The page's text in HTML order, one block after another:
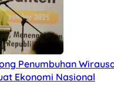
Penumbuhan
Ekonomi Nasional